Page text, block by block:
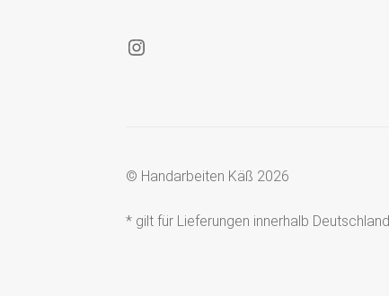
Instagram
© Handarbeiten Käß 2026
* gilt für Lieferungen innerhalb